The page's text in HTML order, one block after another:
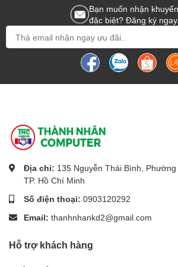
Màu: Đen
Thiết kế: đầu bọc hợp kim, dây bện dù
Bạn muốn nhận
đặc biệt? Đăng ký ngay.
Địa chỉ: 135 Nguyễn Thái Bình, Phường
TP. Hồ Chí Minh
Số điện thoại: 0903120292
Email: thanhnhankd2@gmail.com
Hỗ trợ khách hàng